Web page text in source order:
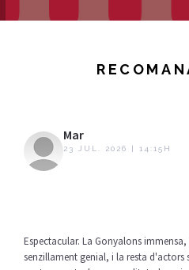
Mar
23 JUL. 2026 | 14:15H
Espectacular. La Gonyalons
senzillament genial, i la resta